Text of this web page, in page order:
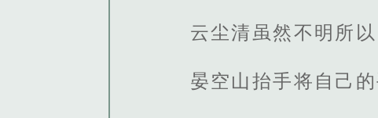
云尘清虽然不明所
晏空山抬手将自己